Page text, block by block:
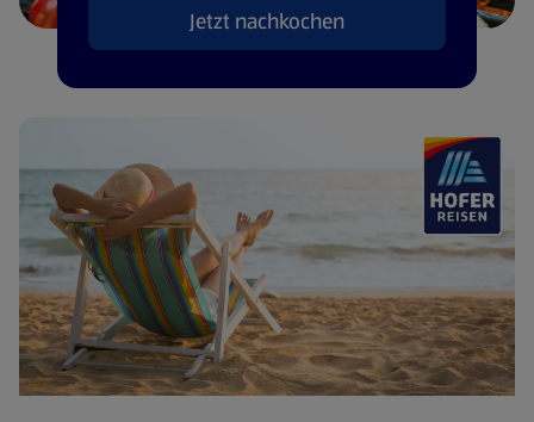
Jetzt nachkochen